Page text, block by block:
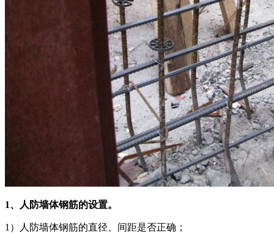
1、人防墙体钢筋的设置。
1）人防墙体钢筋的直径、间距是否正确；